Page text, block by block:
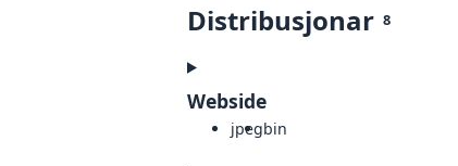
Distribusjonar 8
Webside
jpegbin